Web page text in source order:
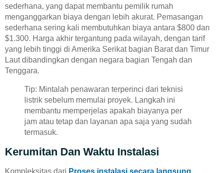
sederhana, yang dapat membantu pemilik rumah
menganggarkan biaya dengan lebih akurat. Pemasangan
sederhana sering kali membutuhkan biaya antara $800 dan
$1.300. Harga akhir tergantung pada wilayah, dengan tarif
yang lebih tinggi di Amerika Serikat bagian Barat dan Timur
Laut dibandingkan dengan negara bagian Tengah dan
Tenggara.
Tip: Mintalah penawaran terperinci dari teknisi
listrik sebelum memulai proyek. Langkah ini
membantu memperjelas apakah biayanya per
jam atau tetap dan layanan apa saja yang sudah
termasuk.
Kerumitan Dan Waktu Instalasi
Kompleksitas dari Proses instalasi secara langsung